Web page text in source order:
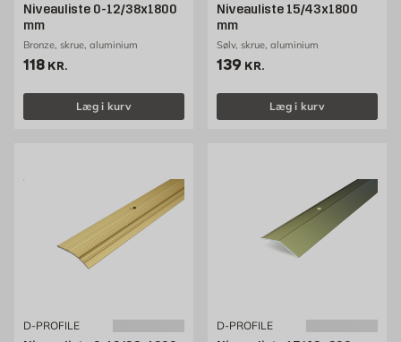
Niveauliste 0-12/38x1800
mm
Bronze, skrue, aluminium
Pris 118 kr. /stk
118 KR.
Læg i kurv
Niveauliste 15/43x1800
mm
Sølv, skrue, aluminium
Pris 139 kr. /stk
139 KR.
Læg i kurv
D-PROFILE D-PROFILE